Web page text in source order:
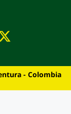
- Colombia